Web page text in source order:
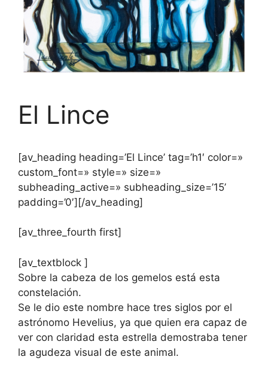
El Lince
[av_heading heading=’El Lince’ tag=’h1′ color=»
custom_font=» style=» size=»
subheading_active=» subheading_size=’15’
padding=’0′][/av_heading]
[av_three_fourth first]
[av_textblock ]
Sobre la cabeza de los gemelos está esta
constelación.
Se le dio este nombre hace tres siglos por el
astrónomo Hevelius, ya que quien era capaz de
ver con claridad esta estrella demostraba tener
la agudeza visual de este animal.